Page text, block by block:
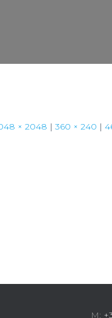
× 2048 | 360 × 240 |
M: